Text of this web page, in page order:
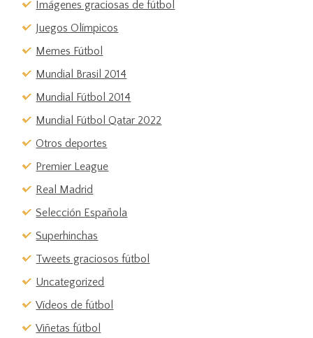
Imágenes graciosas de fútbol
Juegos Olímpicos
Memes Fútbol
Mundial Brasil 2014
Mundial Fútbol 2014
Mundial Fútbol Qatar 2022
Otros deportes
Premier League
Real Madrid
Selección Española
Superhinchas
Tweets graciosos fútbol
Uncategorized
Vídeos de fútbol
Viñetas fútbol